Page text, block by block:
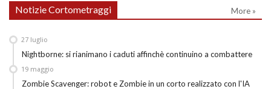
Notizie Cortometraggi More »
Nightborne: si rianimano i caduti affinchè continuino a combattere
27 luglio
Zombie Scavenger: robot e Zombie in un corto realizzato con l'IA
19 maggio